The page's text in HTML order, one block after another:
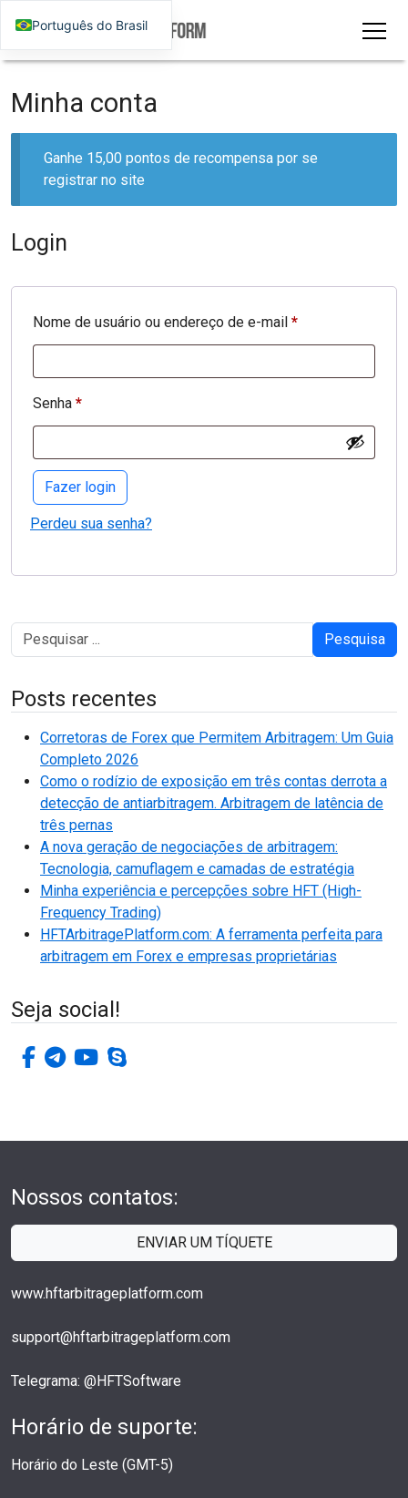
Minha conta
Ganhe 15,00 pontos de recompensa por se
registrar no site
Login
Nome de usuário ou endereço de e-mail *Necessário
Senha *Necessário
Fazer login
Perdeu sua senha?
Pesquisa
Posts recentes
Corretoras de Forex que Permitem Arbitragem: Um Guia
Completo 2026
Como o rodízio de exposição em três contas derrota a
detecção de antiarbitragem. Arbitragem de latência de
três pernas
A nova geração de negociações de arbitragem:
Tecnologia, camuflagem e camadas de estratégia
Minha experiência e percepções sobre HFT (High-
Frequency Trading)
HFTArbitragePlatform.com: A ferramenta perfeita para
arbitragem em Forex e empresas proprietárias
Seja social!
facebook-f
telegrama
youtubeskype
Nossos contatos:
ENVIAR UM TÍQUETE
www.hftarbitrageplatform.com
support@hftarbitrageplatform.com
Telegrama: @HFTSoftware
Horário de suporte:
Horário do Leste (GMT-5)
Português do Brasil